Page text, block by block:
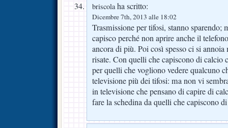
briscolaha scritto:
Dicembre 7th, 2013 alle 18:02
Trasmissione per tifosi, stanno sparendo;
capisco perché non aprire anche il
ancora di più. Poi così spesso ci si
risate. Con quelli che capiscono di calcio
per quelli che vogliono vedere qualcuno
televisione più dei tifosi: ma non vi
in televisione che pensano di capire di
fare la schedina da quelli che capiscono